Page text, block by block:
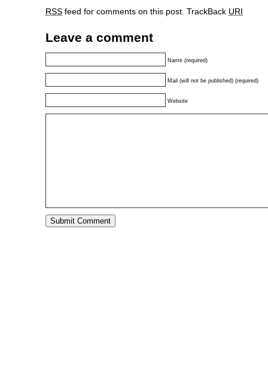
RSS feed for comments on this post. TrackBack URI
Leave a comment
Name (required)
Mail (will not be published) (required)
Website